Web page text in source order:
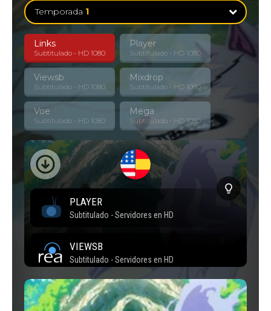
Temporada 1
Temporada
12 Episodios
Temporada
12 Episodios
Temporada
4 Episodios
Links
Subtitulado - HD 1080
Player
Subtitulado - HD 1080
Viewsb
Subtitulado - HD 1080
Mixdrop
Subtitulado - HD 1080
Voe
Subtitulado - HD 1080
Mega
Subtitulado - HD 1080